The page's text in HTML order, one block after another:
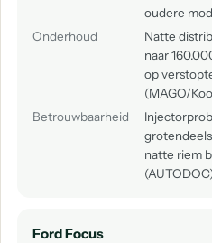
oudere
Onderhoud
Natte
naar
op
(MAGO/
Betrouwbaarheid
natte riem
Ford Focus